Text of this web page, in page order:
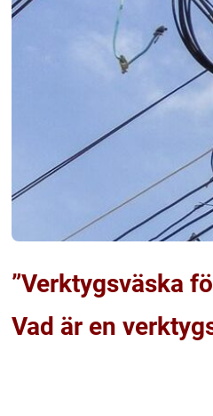
”Verktygsväska
Vad är en